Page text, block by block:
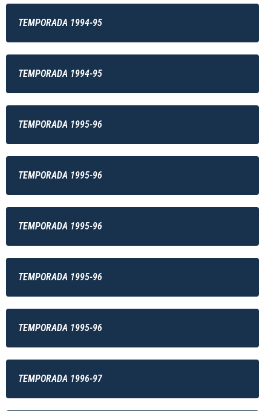
TEMPORADA 1994-95
TEMPORADA 1994-95
TEMPORADA 1995-96
TEMPORADA 1995-96
TEMPORADA 1995-96
TEMPORADA 1995-96
TEMPORADA 1995-96
TEMPORADA 1996-97